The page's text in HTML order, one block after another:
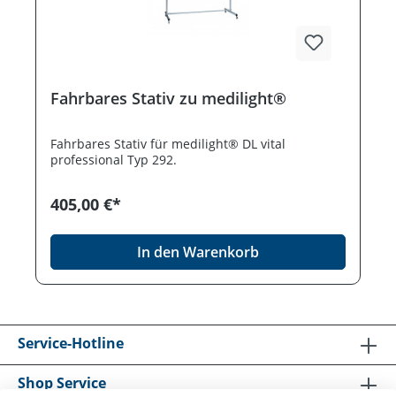
Fahrbares Stativ zu medilight®
Fahrbares Stativ für medilight® DL vital
professional Typ 292.
405,00 €*
In den Warenkorb
Service-Hotline
Shop Service